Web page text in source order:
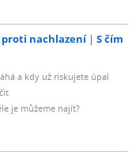
proti nachlazení
S čím
a kdy už riskujete úpal
je můžeme najít?